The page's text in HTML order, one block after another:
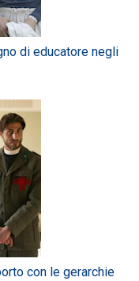
di educatore negli
con le gerarchie